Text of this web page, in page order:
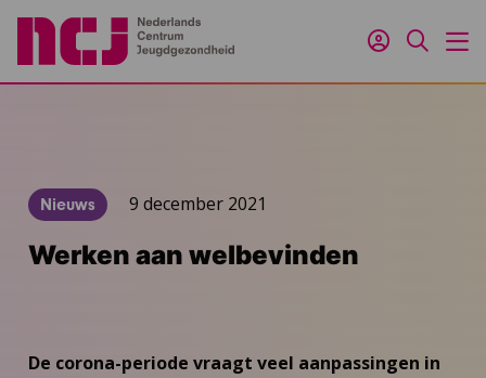
Inloggen
Zoeken
Nieuws 9 december 2021
Werken aan welbevinden
De corona-periode vraagt veel aanpassingen in